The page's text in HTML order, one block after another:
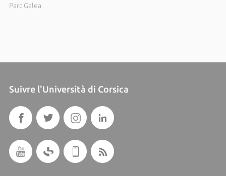
Parc Galea
Suivre l'Università di Corsica